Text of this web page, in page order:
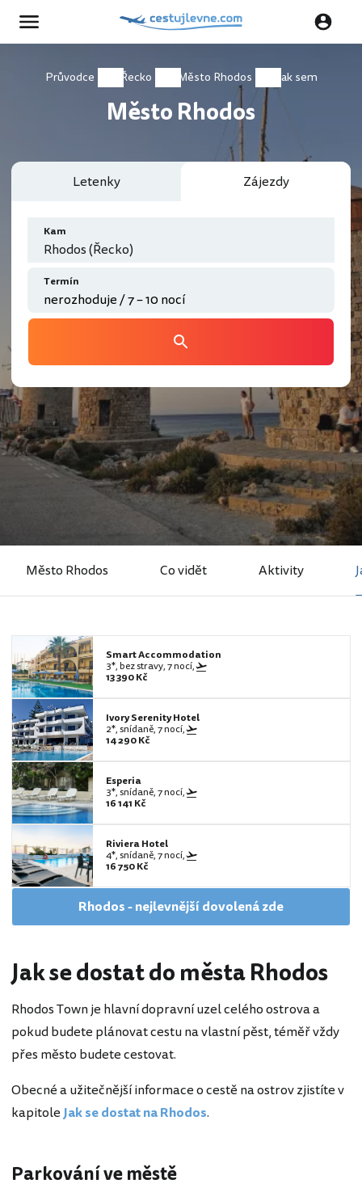
Průvodce Řecko Město Rhodos Jak sem
Město Rhodos
Letenky Zájezdy
Kam
Rhodos (Řecko)
Termín
Město Rhodos Co vidět Aktivity
Smart Accommodation
3*, bez stravy, 7 nocí,
13 390 Kč
Ivory Serenity Hotel
2*, snídaně, 7 nocí,
14 290 Kč
Esperia
3*, snídaně, 7 nocí,
16 141 Kč
Riviera Hotel
4*, snídaně, 7 nocí,
16 750 Kč
Rhodos - nejlevnější dovolená zde
Jak se dostat do města Rhodos
Rhodos Town je hlavní dopravní uzel celého ostrova a
pokud budete plánovat cestu na vlastní pěst, téměř vždy
přes město budete cestovat.
Obecné a užitečnější informace o cestě na ostrov zjistíte v
kapitoleJak se dostat na Rhodos.
Parkování ve městě